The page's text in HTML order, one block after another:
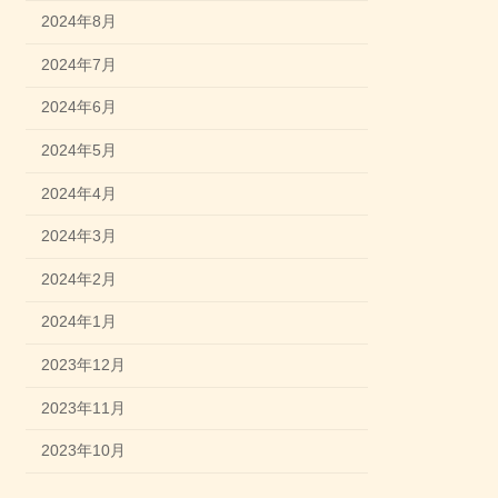
2024年8月
2024年7月
2024年6月
2024年5月
2024年4月
2024年3月
2024年2月
2024年1月
2023年12月
2023年11月
2023年10月